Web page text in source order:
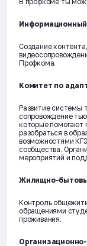
Создание
Профкома.
Комитет по
Развитие системы
сопровождение
которые помогают
разобраться в
возможностями
сообщества.
мероприятий и
Жилищно-
Контроль
обращениями
проживания.